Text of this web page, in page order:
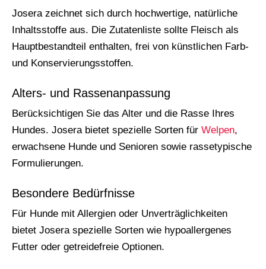
Josera zeichnet sich durch hochwertige, natürliche
Inhaltsstoffe aus. Die Zutatenliste sollte Fleisch als
Hauptbestandteil enthalten, frei von künstlichen Farb-
und Konservierungsstoffen.
Alters- und Rassenanpassung
Berücksichtigen Sie das Alter und die Rasse Ihres
Hundes. Josera bietet spezielle Sorten für Welpen,
erwachsene Hunde und Senioren sowie rassetypische
Formulierungen.
Besondere Bedürfnisse
Für Hunde mit Allergien oder Unverträglichkeiten
bietet Josera spezielle Sorten wie hypoallergenes
Futter oder getreidefreie Optionen.